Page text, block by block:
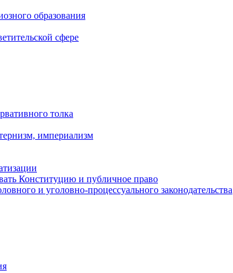
образования
сфере
толка
империализм
Конституцию и публичное право
и уголовно-процессуального законодательства